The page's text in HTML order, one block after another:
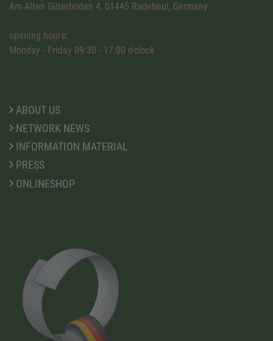
Am Alten Güterboden 4, 01445 Radebeul, Germany
opening hours:
Monday - Friday 09:30 - 17:00 o'clock
ABOUT US
NETWORK NEWS
INFORMATION MATERIAL
PRESS
ONLINESHOP